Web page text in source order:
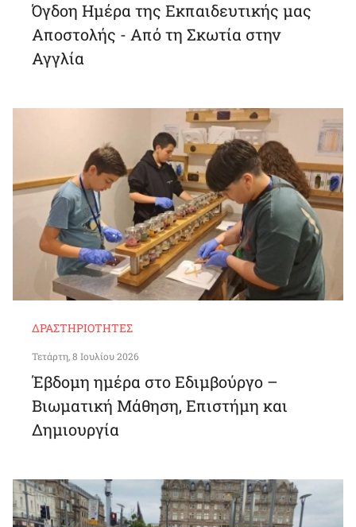
Όγδοη Ημέρα της Εκπαιδευτικής μας
Αποστολής - Από τη Σκωτία στην
Αγγλία
ΔΡΑΣΤΗΡΙΌΤΗΤΕΣ
Τετάρτη, 8 Ιουλίου 2026
Έβδομη ημέρα στο Εδιμβούργο –
Βιωματική Μάθηση, Επιστήμη και
Δημιουργία